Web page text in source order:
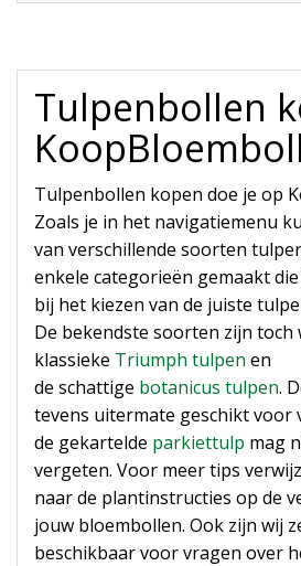
Tulpenbollen
Tulpenbollen kopen doe je op
Zoals je in het navigatiemenu
van verschillende soorten
enkele categorieën gemaakt
bij het kiezen van de juiste
De bekendste soorten zijn toch
klassieke Triumph tulpen en
de schattige botanicus tulpen.
tevens uitermate geschikt voor
de gekartelde parkiettulp mag
vergeten. Voor meer tips
naar de plantinstructies op de
jouw bloembollen. Ook zijn wij
beschikbaar voor vragen over